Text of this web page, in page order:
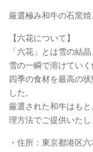
厳選極み和牛の石窯焼
【六花について】
「六花」とは雪の結晶
雪の一瞬で溶けていく
四季の食材を最高の
した。
厳選された和牛はも
理方法でご提供いたし
・住所：東京都港区